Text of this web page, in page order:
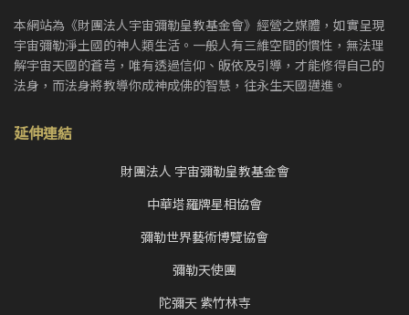
本網站為《財團法人宇宙彌勒皇教基金會》經營之媒體，如實呈現
宇宙彌勒淨土國的神人類生活。一般人有三維空間的慣性，無法理
解宇宙天國的蒼芎，唯有透過信仰、皈依及引導，才能修得自己的
法身，而法身將教導你成神成佛的智慧，往永生天國邁進。
延伸連結
財團法人 宇宙彌勒皇教基金會
中華塔羅牌星相協會
彌勒世界藝術博覽協會
彌勒天使團
陀彌天 紫竹林寺